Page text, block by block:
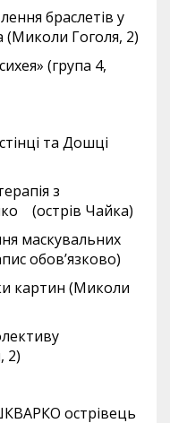
браслетів у
(Миколи Гоголя, 2)
(група 4,
та Дошці
з
(острів Чайка)
маскувальних
обов’язково)
картин (Миколи
2)
острівець